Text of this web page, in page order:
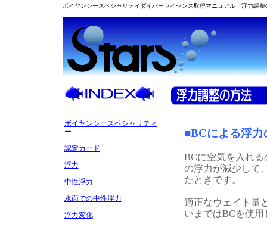
ボイヤンシースペシャリティダイバーライセンス取得マニュアル 浮力調整
ボイヤンシースペシャリティ
ー
認定カード
浮力
中性浮力
水面での中性浮力
浮力変化
■BCによる浮力
BCに空気を入れ
の浮力が減少して
たときです。
適正なウェイト量
いまではBCを使